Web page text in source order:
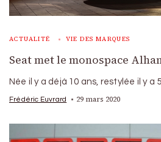
ACTUALITÉ VIE DES MARQUES
Seat met le monospace
Née il y a déjà 10 ans, restylée il y a
Frédéric Euvrard 29 mars 2020